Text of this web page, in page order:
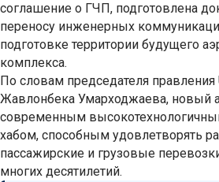
соглашение о ГЧП, подготовлена
переносу инженерных
подготовке территории будущего
комплекса.
По словам председателя
Жавлонбека Умарходжаева, новый
современным
хабом, способным удовлетворять
пассажирские и грузовые
многих десятилетий.